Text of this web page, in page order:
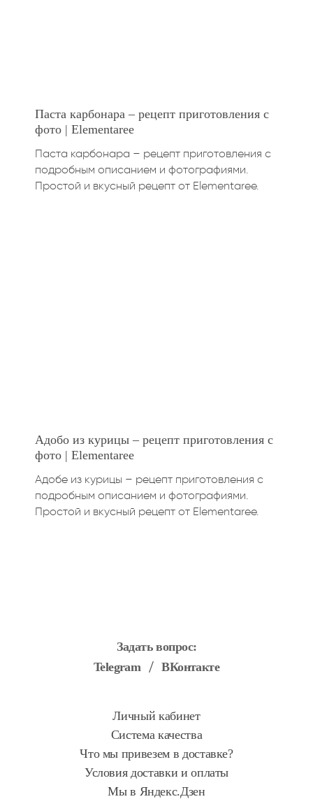
Паста карбонара – рецепт приготовления с
фото | Elementaree
Паста карбонара – рецепт приготовления с
подробным описанием и фотографиями.
Простой и вкусный рецепт от Elementaree.
Адобо из курицы – рецепт приготовления с
фото | Elementaree
Адобе из курицы – рецепт приготовления с
подробным описанием и фотографиями.
Простой и вкусный рецепт от Elementaree.
Задать вопрос:
Telegram
ВКонтакте
Личный кабинет
Система качества
Что мы привезем в доставке?
Условия доставки и оплаты
Мы в Яндекс.Дзен